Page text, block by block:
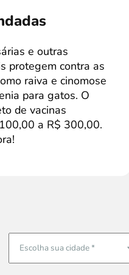
e outras
protegem contra as
raiva e cinomose
para gatos. O
de vacinas
a R$ 300,00.